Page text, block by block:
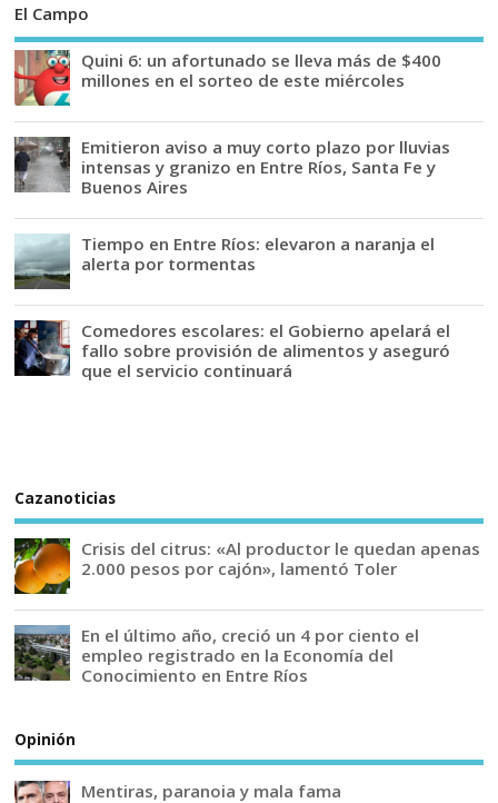
El Campo
Quini 6: un afortunado se lleva más de $400
millones en el sorteo de este miércoles
Emitieron aviso a muy corto plazo por lluvias
intensas y granizo en Entre Ríos, Santa Fe y
Buenos Aires
Tiempo en Entre Ríos: elevaron a naranja el
alerta por tormentas
Comedores escolares: el Gobierno apelará el
fallo sobre provisión de alimentos y aseguró
que el servicio continuará
Cazanoticias
Crisis del citrus: «Al productor le quedan apenas
2.000 pesos por cajón», lamentó Toler
En el último año, creció un 4 por ciento el
empleo registrado en la Economía del
Conocimiento en Entre Ríos
Opinión
Mentiras, paranoia y mala fama